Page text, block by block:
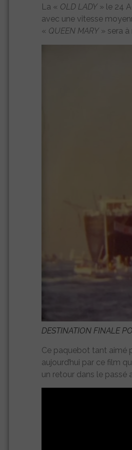
La « OLD LADY » le 24
avec une vitesse
« QUEEN MARY » sera
DESTINATION FINALE
Ce paquebot tant aimé
aujourd’hui par ce film
un retour dans le passé